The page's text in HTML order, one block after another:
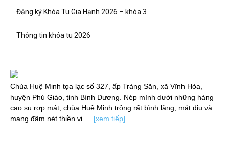
Đăng ký Khóa Tu Gia Hạnh 2026 – khóa 3
Thông tin khóa tu 2026
Chùa Huệ Minh tọa lạc số 327, ấp Trảng Săn, xã Vĩnh Hòa,
huyện Phú Giáo, tỉnh Bình Dương. Nép mình dưới những hàng
cao su rợp mát, chùa Huệ Minh trông rất bình lặng, mát dịu và
mang đậm nét thiền vị…. [xem tiếp]